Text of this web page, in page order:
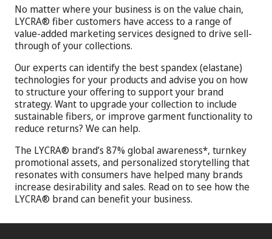
No matter where your business is on the value chain,
LYCRA® fiber customers have access to a range of
value-added marketing services designed to drive sell-
through of your collections.
Our experts can identify the best spandex (elastane)
technologies for your products and advise you on how
to structure your offering to support your brand
strategy. Want to upgrade your collection to include
sustainable fibers, or improve garment functionality to
reduce returns? We can help.
The LYCRA® brand’s 87% global awareness*, turnkey
promotional assets, and personalized storytelling that
resonates with consumers have helped many brands
increase desirability and sales. Read on to see how the
LYCRA® brand can benefit your business.